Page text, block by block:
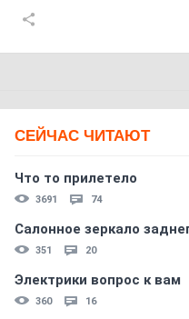
СЕЙЧАС ЧИТАЮТ
Что то прилетело
3691 74
Салонное зеркало
351 20
Электрики вопрос к вам
360 16